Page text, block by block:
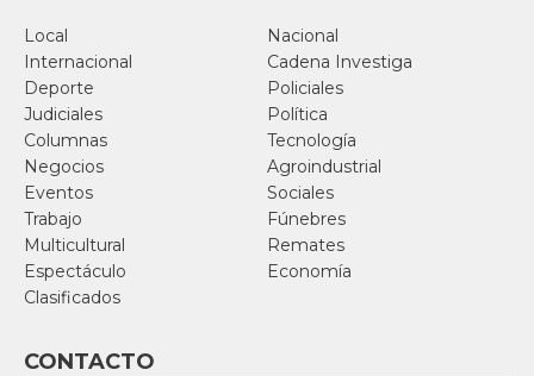
Local
Nacional
Internacional
Cadena Investiga
Deporte
Policiales
Judiciales
Política
Columnas
Tecnología
Negocios
Agroindustrial
Eventos
Sociales
Trabajo
Fúnebres
Multicultural
Remates
Espectáculo
Economía
Clasificados
CONTACTO